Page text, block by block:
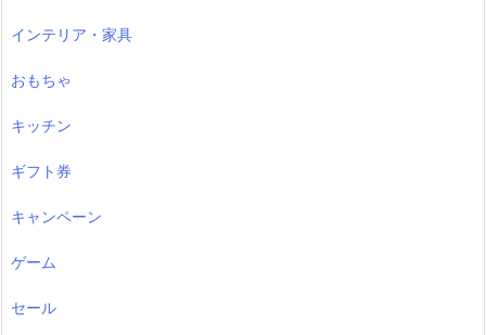
インテリア・家具
おもちゃ
キッチン
ギフト券
キャンペーン
ゲーム
セール